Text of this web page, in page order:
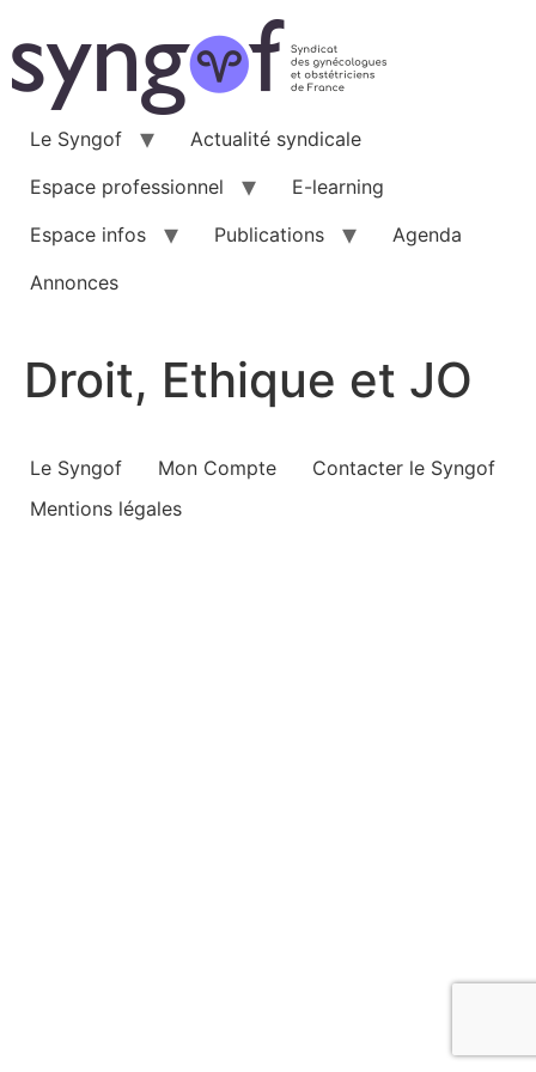
au
contenu
Le Syngof
Actualité syndicale
Espace professionnel
E-learning
Espace infos
Publications
Agenda
Annonces
Droit, Ethique et JO
Le Syngof Mon Compte
Contacter le Syngof
Mentions légales